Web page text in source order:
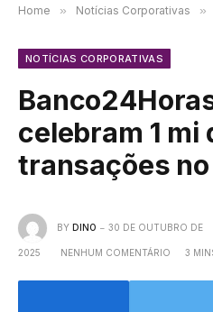
Home » Notícias Corporativas »
NOTÍCIAS CORPORATIVAS
celebram 1 mi
transações no
BY DINO 30 DE OUTUBRO DE
2025 NENHUM COMENTÁRIO 3